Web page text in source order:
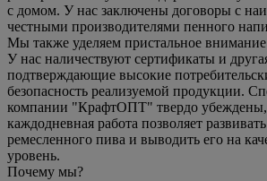
с домом. У нас заключены договоры с
честными производителями пенного
Мы также уделяем пристальное внимание
У нас наличествуют сертификаты и
подтверждающие высокие
безопасность реализуемой продукции.
компании "КрафтОПТ" твердо
каждодневная работа позволяет
ремесленного пива и выводить его на
уровень.
Почему мы?